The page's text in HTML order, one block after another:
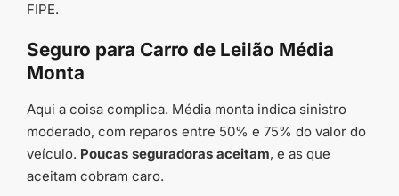
FIPE.
Seguro para Carro de Leilão Média
Monta
Aqui a coisa complica. Média monta indica sinistro
moderado, com reparos entre 50% e 75% do valor do
veículo. Poucas seguradoras aceitam, e as que
aceitam cobram caro.